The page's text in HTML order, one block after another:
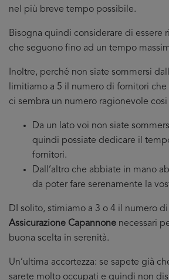
nel più breve tempo possibile.
Bisogna quindi considerare di essere
che seguono fino ad un tempo
Inoltre, perché non siate sommersi
limitiamo a 5 il numero di fornitori che
ci sembra un numero ragionevole cosi
Da un lato voi non siate
quindi possiate dedicare il
fornitori.
Dall’altro che abbiate in mano
da poter fare serenamente la
DI solito, stimiamo a 3 o 4 il numero
Assicurazione Capannone necessari
buona scelta in serenità.
Un’ultima accortezza: se sapete già
sarete molto occupati e quindi non